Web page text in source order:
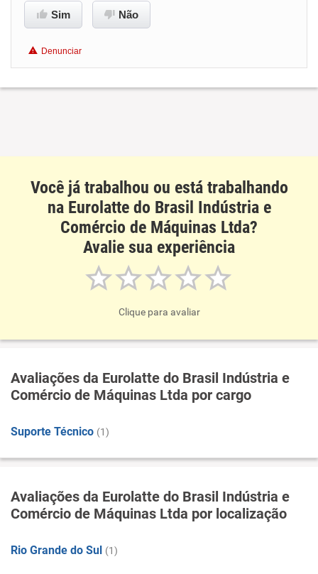
Recomenda a diretoria
Sim Não
Denunciar
Você já trabalhou ou está trabalhando
na Eurolatte do Brasil Indústria e
Comércio de Máquinas Ltda?
Avalie sua experiência
Clique para avaliar
Avaliações da Eurolatte do Brasil Indústria e
Comércio de Máquinas Ltda por cargo
Suporte Técnico (1)
Avaliações da Eurolatte do Brasil Indústria e
Comércio de Máquinas Ltda por localização
Rio Grande do Sul (1)